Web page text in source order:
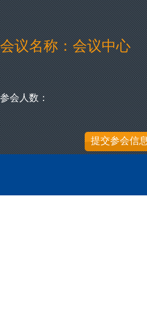
会议名称：会议中心
参会人数：